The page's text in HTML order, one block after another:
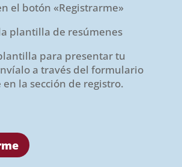
el botón «Registrarme»
plantilla de resúmenes
para presentar tu
a través del formulario
la sección de registro.